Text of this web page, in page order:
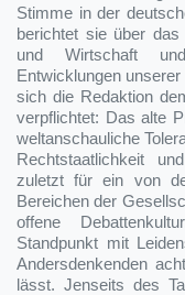
Stimme in der
berichtet sie über
und Wirtschaft
Entwicklungen
sich die Redaktion
verpflichtet: Das alte
weltanschauliche
Rechtstaatlichkeit
zuletzt für ein von
Bereichen der
offene
Standpunkt mit
Andersdenkenden
lässt. Jenseits des